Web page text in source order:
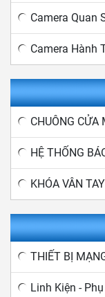
Camera Quan
Camera Hành
CHUÔNG CỬA
HỆ THỐNG
KHÓA VÂN TAY
THIẾT BỊ
Linh Kiện -